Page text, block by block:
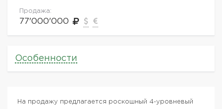
Продажа:
77'000'000
Особенности
На продажу предлагается роскошный 4-уровневый